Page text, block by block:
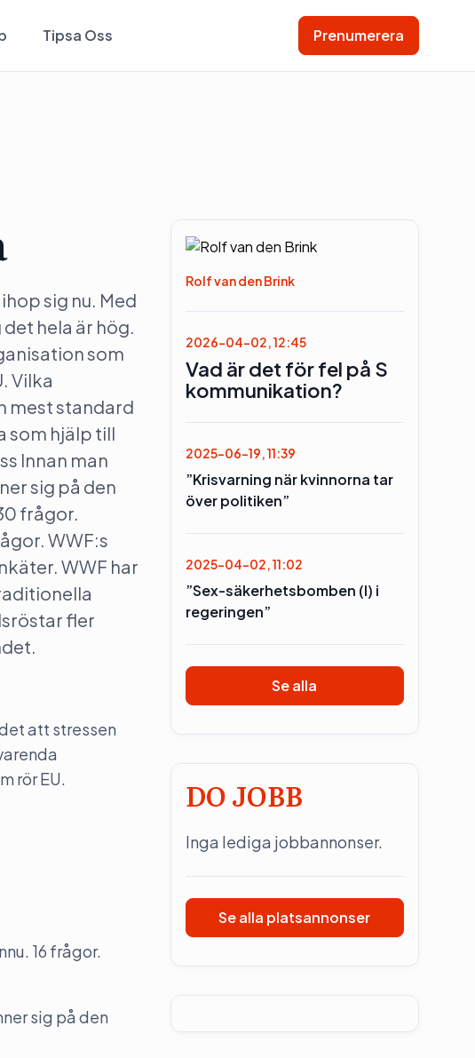
Tipsa Oss Prenumerera
sig nu. Med
hela är hög.
som
Vilka
mest standard
som hjälp till
Innan man
sig på den
frågor.
WWF:s
WWF har
fler
att stressen
rör EU.
16 frågor.
sig på den
Rolf van den Brink
2026-04-02, 12:45
Vad är det för fel på S
kommunikation?
2025-06-19, 11:39
”Krisvarning när kvinnorna tar
över politiken”
2025-04-02, 11:02
”Sex-säkerhetsbomben (l) i
regeringen”
Se alla
DO JOBB
Inga lediga jobbannonser.
Se alla platsannonser